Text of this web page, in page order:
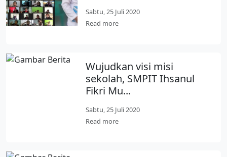
Sabtu, 25 Juli 2020
Read more
Wujudkan visi misi
sekolah, SMPIT Ihsanul
Fikri Mu...
Sabtu, 25 Juli 2020
Read more